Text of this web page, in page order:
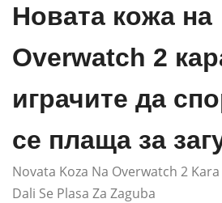
Новата кожа на
Overwatch 2
играчите да
се плаща за
Novata Koza Na Overwatch 2
Dali Se Plasa Za Zaguba